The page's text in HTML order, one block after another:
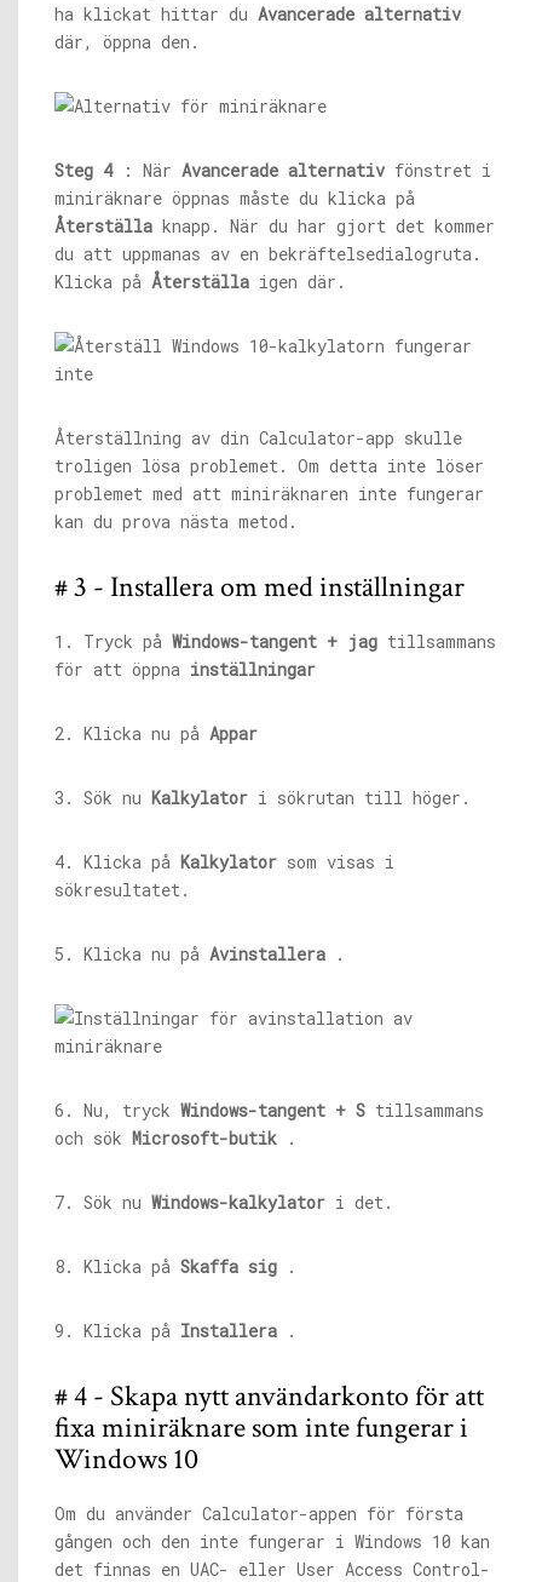
ha klickat hittar du Avancerade alternativ
där, öppna den.
Steg 4: När Avancerade alternativ fönstret i
miniräknare öppnas måste du klicka på
Återställa knapp. När du har gjort det kommer
du att uppmanas av en bekräftelsedialogruta.
Klicka på Återställa igen där.
Återställning av din Calculator-app skulle
troligen lösa problemet. Om detta inte löser
problemet med att miniräknaren inte fungerar
kan du prova nästa metod.
# 3 - Installera om med inställningar
1. Tryck på Windows-tangent + jag tillsammans
för att öppna inställningar
2. Klicka nu på Appar
3. Sök nu Kalkylator i sökrutan till höger.
4. Klicka på Kalkylator som visas i
sökresultatet.
5. Klicka nu på Avinstallera .
6. Nu, tryck Windows-tangent + S tillsammans
och sök Microsoft-butik .
7. Sök nu Windows-kalkylator i det.
8. Klicka på Skaffa sig .
9. Klicka på Installera .
# 4 - Skapa nytt användarkonto för att
fixa miniräknare som inte fungerar i
Windows 10
Om du använder Calculator-appen för första
gången och den inte fungerar i Windows 10 kan
det finnas en UAC- eller User Access Control-